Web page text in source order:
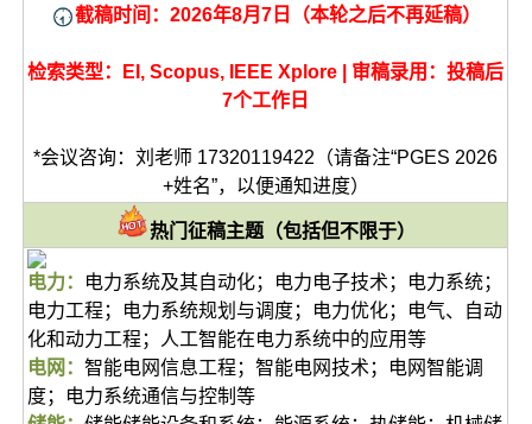
截稿时间：2026年8月7日（本轮之后不再延稿）
检索类型：EI, Scopus, IEEE Xplore | 审稿录用：投稿后
7个工作日
*会议咨询：刘老师 17320119422（请备注“PGES 2026
+姓名”，以便通知进度）
热门征稿主题（包括但不限于）
电力：
电力系统及其自动化；电力电子技术；电力系统；
电力工程；电力系统规划与调度；电力优化；电气、自动
化和动力工程；人工智能在电力系统中的应用等
电网：智能电网信息工程；智能电网技术；电网智能调
度；电力系统通信与控制等